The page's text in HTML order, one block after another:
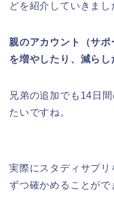
どを紹介していきまし
親のアカウント（サ
を増やしたり、減らし
兄弟の追加でも14日
たいですね。
実際にスタディサプリ
ずつ確かめることがで